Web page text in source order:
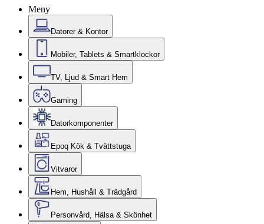
Meny
Datorer & Kontor
Mobiler, Tablets & Smartklockor
TV, Ljud & Smart Hem
Gaming
Datorkomponenter
Epoq Kök & Tvättstuga
Vitvaror
Hem, Hushåll & Trädgård
Personvård, Hälsa & Skönhet